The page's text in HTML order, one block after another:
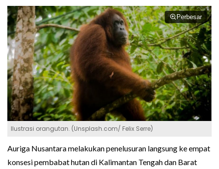
Perbesar
Ilustrasi orangutan. (Unsplash.com/ Felix Serre)
Auriga Nusantara melakukan penelusuran langsung ke empat
konsesi pembabat hutan di Kalimantan Tengah dan Barat